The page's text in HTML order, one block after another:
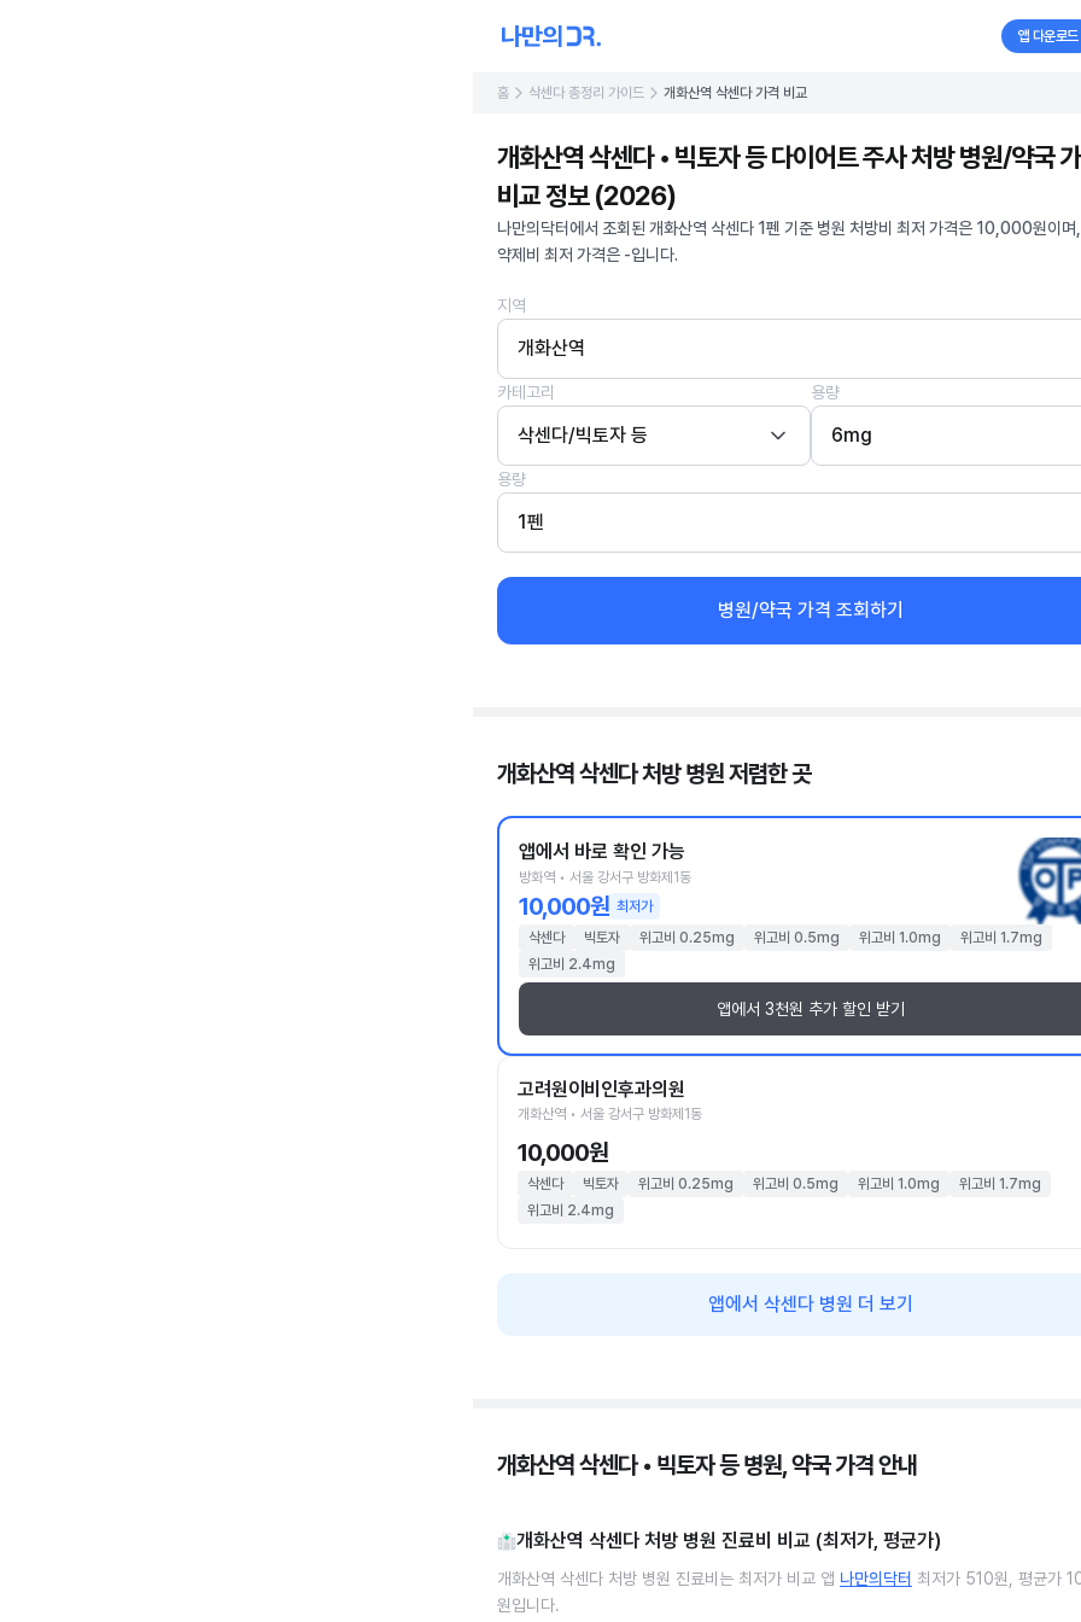
앱 다운로드
홈 삭센다 총정리 가이드 개화산역 삭센다 가격 비교
개화산역 삭센다 • 빅토자 등 다이어트 주사 처방 병원/약국
비교 정보 (2026)
나만의닥터에서 조회된 개화산역 삭센다 1펜 기준 병원 처방비 최저 가격은 10,000원이며
약제비 최저 가격은 -입니다.
지역
개화산역
카테고리
삭센다/빅토자 등
용량
6mg
용량
1펜
병원/약국 가격 조회하기
개화산역 삭센다 처방 병원 저렴한 곳
앱에서 바로 확인 가능
방화역 • 서울 강서구 방화제1동
10,000원 최저가
삭센다
빅토자 위고비 0.25mg 위고비 0.5mg 위고비 1.0mg
위고비 1.7mg
위고비 2.4mg
앱에서 3천원 추가 할인 받기
고려원이비인후과의원
개화산역 • 서울 강서구 방화제1동
10,000원
삭센다 빅토자 위고비 0.25mg 위고비 0.5mg 위고비 1.0mg
위고비 1.7mg
위고비 2.4mg
앱에서 삭센다 병원 더 보기
개화산역 삭센다 • 빅토자 등 병원, 약국 가격 안내
개화산역 삭센다 처방 병원 진료비 비교 (최저가, 평균가)
개화산역 삭센다 처방 병원 진료비는 최저가 비교 앱 나만의닥터 최저가 510원, 평균가
원입니다.